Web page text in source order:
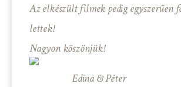
Az elkészült filmek pedig egyszerűen
lettek!
Nagyon köszönjük!
Edina & Péter